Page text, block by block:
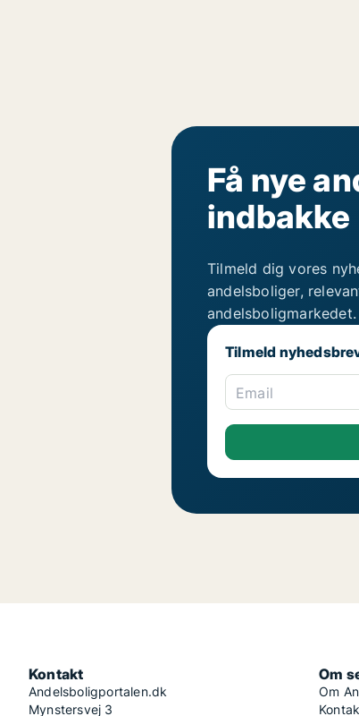
Få nye
indbakke
Tilmeld dig vores
andelsboliger,
andelsboligmarkedet.
Tilmeld
Email
Kontakt
Andelsboligportalen.dk
Mynstersvej 3
Om
Om